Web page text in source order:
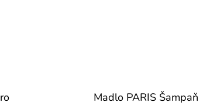
Madlo PARIS Šampaň